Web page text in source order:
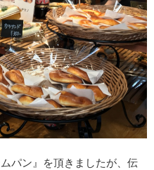
パン』を頂きましたが、伝